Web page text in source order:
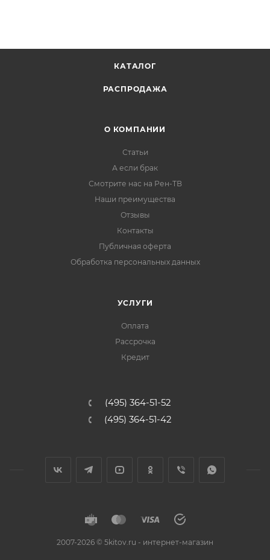
КАТАЛОГ
РАСПРОДАЖА
О КОМПАНИИ
Статьи
А если брак
Смотрите нас на Рен-ТВ
Наши преимущества
Отзывы
Контакты
Публичная оферта
Обработка персональных данных
УСЛУГИ
Оплата
Рассрочка
Кредит
(495) 364-51-52
(495) 364-51-42
2007-2026 © 5kitov.ru - интернет-магазин